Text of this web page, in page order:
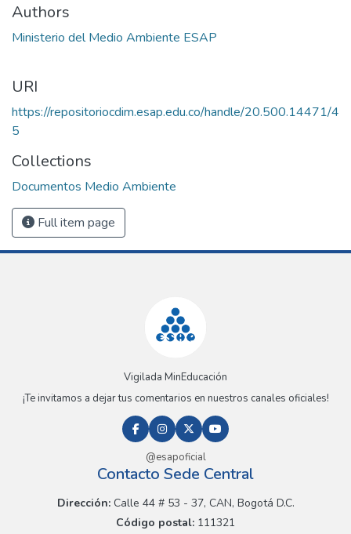
Authors
Ministerio del Medio Ambiente ESAP
URI
https://repositoriocdim.esap.edu.co/handle/20.500.14471/4
5
Collections
Documentos Medio Ambiente
Full item page
Vigilada MinEducación
¡Te invitamos a dejar tus comentarios en nuestros canales oficiales!
@esapoficial
Contacto Sede Central
Dirección:Calle 44 # 53 - 37, CAN, Bogotá D.C.
Código postal: 111321